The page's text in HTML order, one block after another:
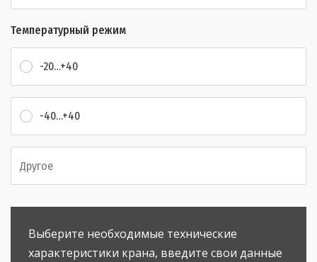
Температурный режим
-20…+40
-40…+40
Выберите необходимые технические
характеристики крана, введите свои данные